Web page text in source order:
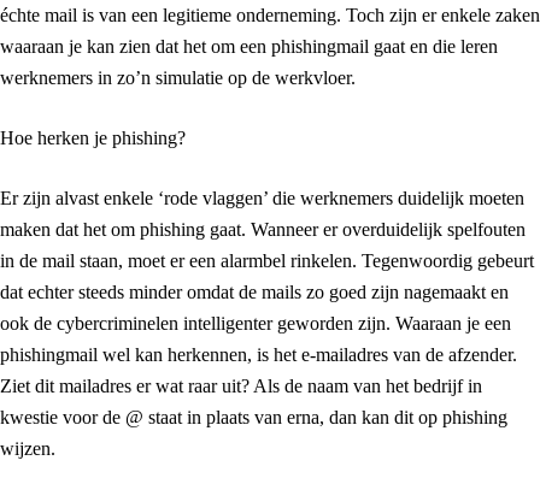
échte mail is van een legitieme onderneming. Toch zijn er enkele zaken
waaraan je kan zien dat het om een phishingmail gaat en die leren
werknemers in zo’n simulatie op de werkvloer.
Hoe herken je phishing?
Er zijn alvast enkele ‘rode vlaggen’ die werknemers duidelijk moeten
maken dat het om phishing gaat. Wanneer er overduidelijk spelfouten
in de mail staan, moet er een alarmbel rinkelen. Tegenwoordig gebeurt
dat echter steeds minder omdat de mails zo goed zijn nagemaakt en
ook de cybercriminelen intelligenter geworden zijn. Waaraan je een
phishingmail wel kan herkennen, is het e-mailadres van de afzender.
Ziet dit mailadres er wat raar uit? Als de naam van het bedrijf in
kwestie voor de @ staat in plaats van erna, dan kan dit op phishing
wijzen.